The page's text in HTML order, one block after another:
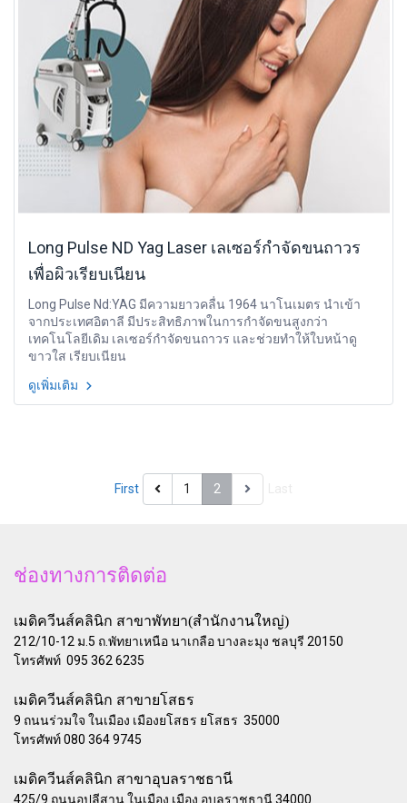
Long Pulse ND Yag Laser เลเซอร์กำจัดขนถาวร
เพื่อผิวเรียบเนียน
Long Pulse Nd:YAG มีความยาวคลื่น 1964 นาโนเมตร นำเข้า
จากประเทศอิตาลี มีประสิทธิภาพในการกำจัดขนสูงกว่า
เทคโนโลยีเดิม เลเซอร์กำจัดขนถาวร และช่วยทำให้ใบหน้าดู
ขาวใส เรียบเนียน
ดูเพิ่มเติม
First 1 2
ช่องทางการติดต่อ
เมดิควีนส์คลินิก สาขาพัทยา(สำนักงานใหญ่)
212/10-12 ม.5 ถ.พัทยาเหนือ นาเกลือ บางละมุง ชลบุรี 20150
โทรศัพท์ 095 362 6235
เมดิควีนส์คลินิก สาขายโสธร
9 ถนนร่วมใจ ในเมือง เมืองยโสธร ยโสธร 35000
โทรศัพท์ 080 364 9745
เมดิควีนส์คลินิก สาขาอุบลราชธานี
425/9 ถนนอุปลีสาน ในเมือง เมือง อุบลราชธานี 34000